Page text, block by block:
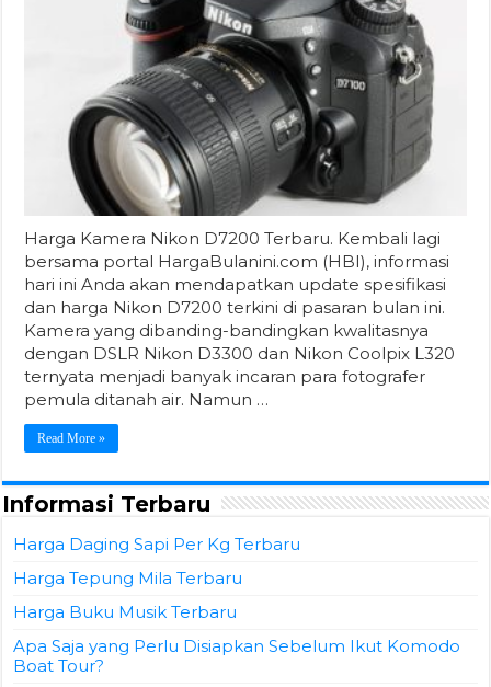
Harga Kamera Nikon D7200 Terbaru. Kembali lagi
bersama portal HargaBulanini.com (HBI), informasi
hari ini Anda akan mendapatkan update spesifikasi
dan harga Nikon D7200 terkini di pasaran bulan ini.
Kamera yang dibanding-bandingkan kwalitasnya
dengan DSLR Nikon D3300 dan Nikon Coolpix L320
ternyata menjadi banyak incaran para fotografer
pemula ditanah air. Namun …
Read More »
Informasi Terbaru
Harga Daging Sapi Per Kg Terbaru
Harga Tepung Mila Terbaru
Harga Buku Musik Terbaru
Apa Saja yang Perlu Disiapkan Sebelum Ikut Komodo
Boat Tour?